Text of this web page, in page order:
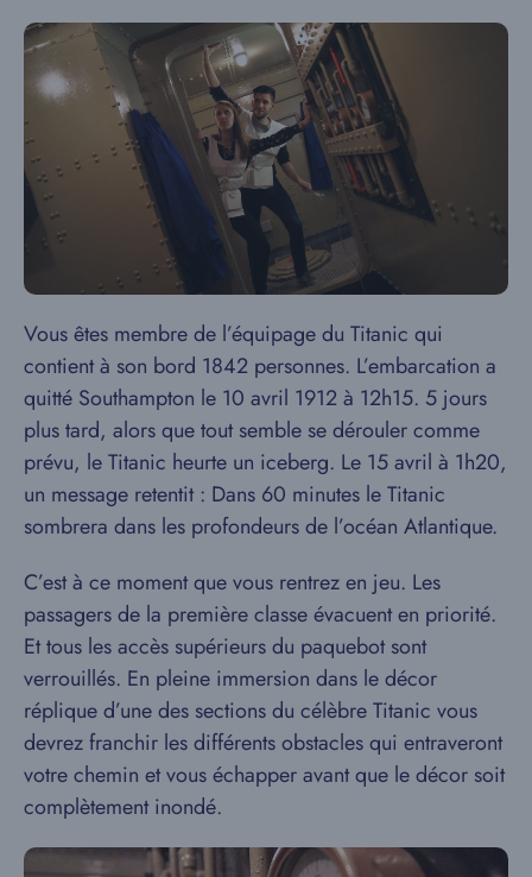
Vous êtes membre de l’équipage du Titanic qui
contient à son bord 1842 personnes. L’embarcation a
quitté Southampton le 10 avril 1912 à 12h15. 5 jours
plus tard, alors que tout semble se dérouler comme
prévu, le Titanic heurte un iceberg. Le 15 avril à 1h20,
un message retentit : Dans 60 minutes le Titanic
sombrera dans les profondeurs de l’océan Atlantique.
C’est à ce moment que vous rentrez en jeu. Les
passagers de la première classe évacuent en priorité.
Et tous les accès supérieurs du paquebot sont
verrouillés. En pleine immersion dans le décor
réplique d’une des sections du célèbre Titanic vous
devrez franchir les différents obstacles qui entraveront
votre chemin et vous échapper avant que le décor soit
complètement inondé.